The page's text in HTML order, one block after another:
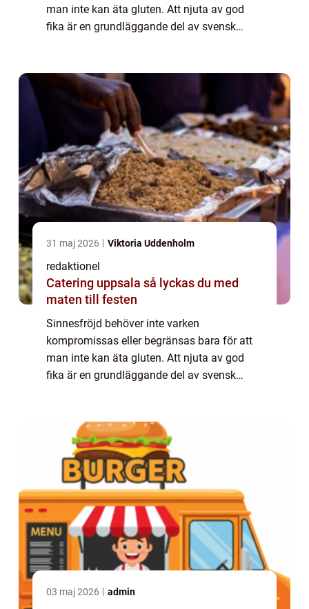
man inte kan äta gluten. Att njuta av god
fika är en grundläggande del av svensk
alla att v...
31 maj 2026 Viktoria Uddenholm
redaktionel
Catering uppsala så lyckas du med
maten till festen
Sinnesfröjd behöver inte varken
kompromissas eller begränsas bara för att
man inte kan äta gluten. Att njuta av god
fika är en grundläggande del av svensk
alla att v...
03 maj 2026 admin